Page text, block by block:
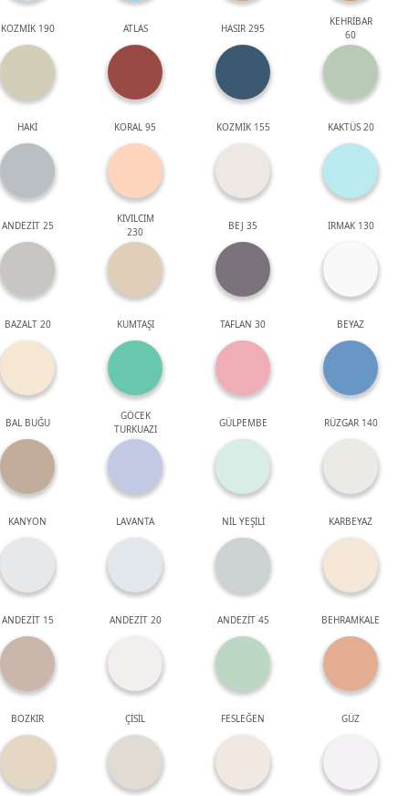
KOZMİK 190 ATLAS HASIR 295
KEHRİBAR
60
HAKİ KORAL 95 KOZMİK 155 KAKTÜS 20
ANDEZİT 25
KIVILCIM
230
BEJ 35 IRMAK 130
BAZALT 20 KUMTAŞI TAFLAN 30 BEYAZ
BAL BUĞU
GÖCEK
TURKUAZI
GÜLPEMBE RÜZGAR 140
KANYON LAVANTA NİL YEŞİLİ KARBEYAZ
ANDEZİT 15 ANDEZİT 20 ANDEZİT 45 BEHRAMKALE
BOZKIR ÇİSİL FESLEĞEN GÜZ